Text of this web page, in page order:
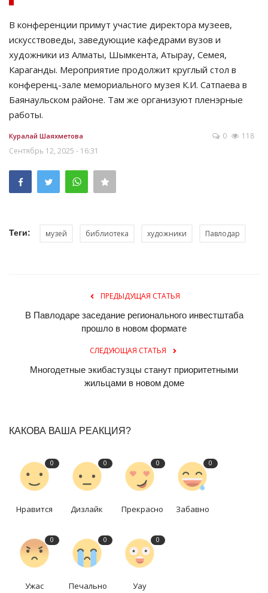
В конференции примут участие директора музеев,
искусствоведы, заведующие кафедрами вузов и
художники из Алматы, Шымкента, Атырау, Семея,
Караганды. Мероприятие продолжит круглый стол в
конференц-зале мемориального музея К.И. Сатпаева в
Баянаульском районе. Там же организуют пленэрные
работы.
Куралай Шаяхметова
Сентябрь 12, 2025 - 16:31
0 118
Теги: музей библиотека художники Павлодар
ПРЕДЫДУЩАЯ СТАТЬЯ
В Павлодаре заседание регионального инвестштаба
прошло в новом формате
СЛЕДУЮЩАЯ СТАТЬЯ
Многодетные экибастузцы станут приоритетными
жильцами в новом доме
КАКОВА ВАША РЕАКЦИЯ?
0
Нравится
0
Дизлайк
0
Прекрасно
0
Забавно
0
Ужас
0
Печально
0
Уау